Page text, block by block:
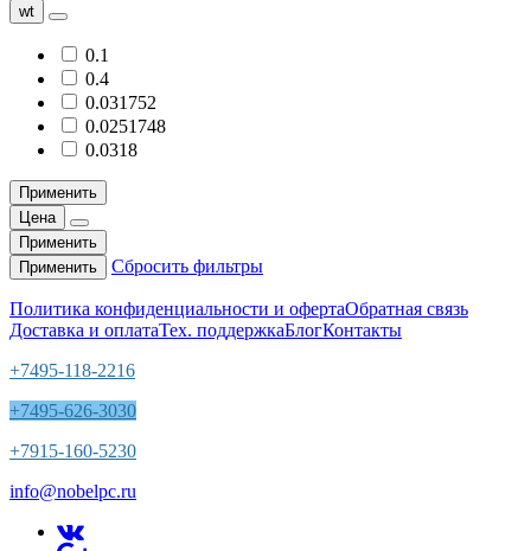
wt
0.1
0.4
0.031752
0.0251748
0.0318
Применить
Цена
Применить
Применить
Сбросить фильтры
Политика конфиденциальности и офертаОбратная связь
Доставка и оплатаТех. поддержкаБлогКонтакты
+7495-118-2216
+7495-626-3030
+7915-160-5230
info@nobelpc.ru